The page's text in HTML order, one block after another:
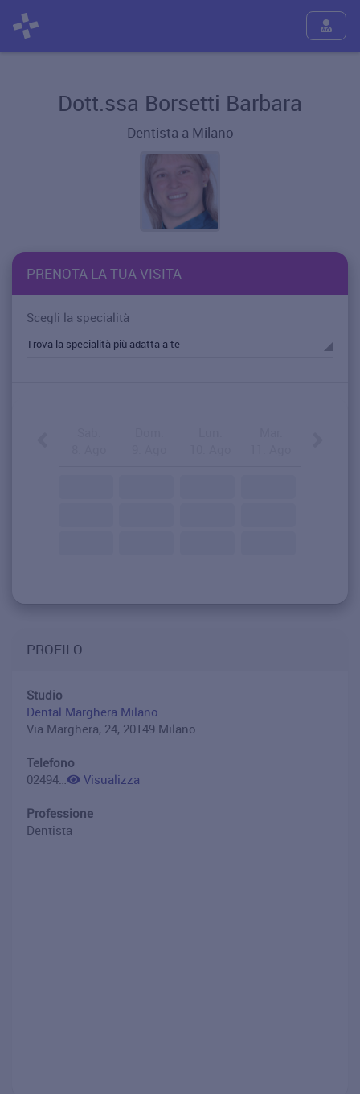
Dott.ssa Borsetti Barbara
Dentista a Milano
PRENOTA LA TUA VISITA
Scegli la specialità
PROFILO
Studio
Dental Marghera Milano
Via Marghera, 24, 20149 Milano
Telefono
0249417101
Visualizza
Professione
Dentista